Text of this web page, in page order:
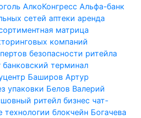
АлкоКонгресс Альфа-банк
сетей аптеки аренда
матрица
компаний
безопасности ритейла
банковский терминал
Баширов Артур
упаковки Белов Валерий
ритейл бизнес чат-
технологии блокчейн Богачева